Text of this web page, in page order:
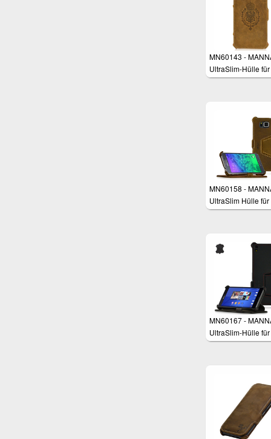
MN60143 -
UltraSlim-Hülle
iPhone 6 Plus
MN60158 -
UltraSlim Hülle für
Samsung Galaxy
MN60167 -
UltraSlim-Hülle
Xperia Z3, Z3+